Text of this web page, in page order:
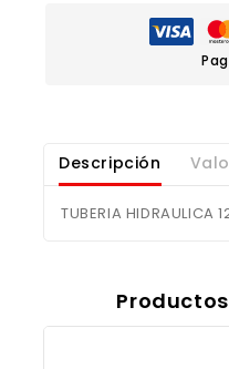
Descripción
TUBERIA HIDRAULICA